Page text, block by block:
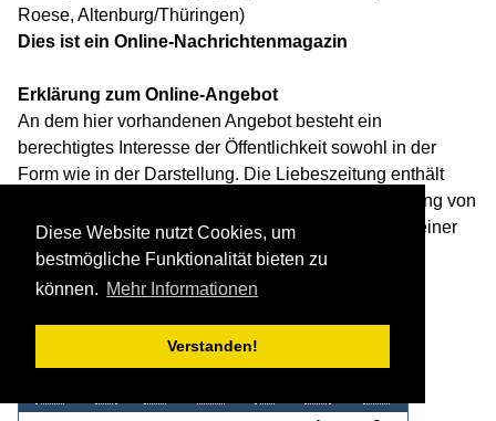
Diese Website nutzt Cookies, um
bestmögliche Funktionalität bieten zu
können. Mehr Informationen
Verstanden!
Roese, Altenburg/Thüringen)
Dies ist ein Online-Nachrichtenmagazin
Erklärung zum Online-Angebot
An dem hier vorhandenen Angebot besteht ein
berechtigtes Interesse der Öffentlichkeit sowohl in der
Form wie in der Darstellung. Die Liebeszeitung enthält
keinerlei Angebote, die geeignet sind, die Entwicklung von
Kindern oder Jugendlichen oder ihre Erziehung zu einer
eigenverantwortlichen und gemeinschaftsfähigen
Persönlichkeit zu beeinträchtigen.